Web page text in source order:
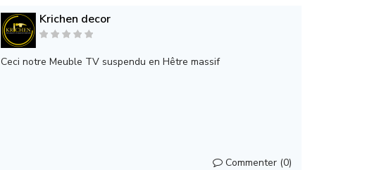
Krichen decor
Ceci notre Meuble TV suspendu en Hêtre massif
Commenter (0)